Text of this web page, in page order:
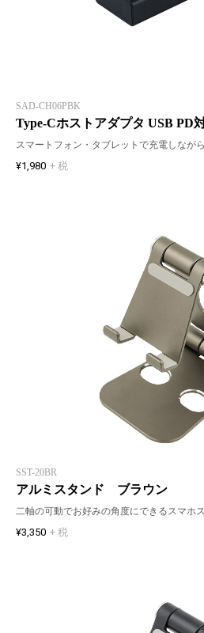
SAD-CH06PBK
Type-Cホストアダプタ USB PD
スマートフォン・タブレットで充電しなが
¥1,980 + 税
SST-20BR
アルミスタンド ブラウン
二軸の可動でお好みの角度にできるスマホ
¥3,350 + 税